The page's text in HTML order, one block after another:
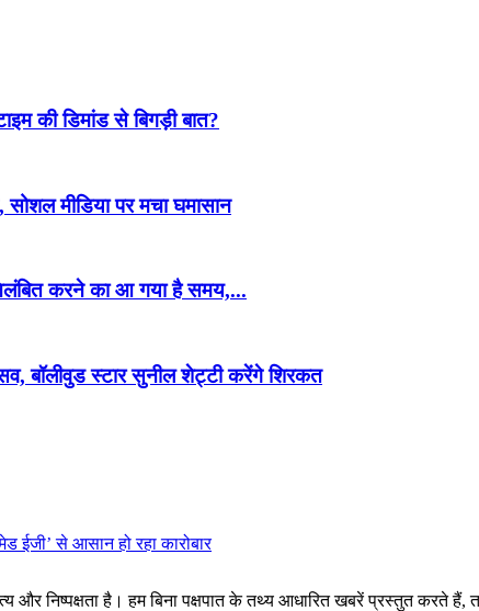
की डिमांड से बिगड़ी बात?
सोशल मीडिया पर मचा घमासान
करने का आ गया है समय,...
बॉलीवुड स्टार सुनील शेट्टी करेंगे शिरकत
ईजी’ से आसान हो रहा कारोबार
और निष्पक्षता है। हम बिना पक्षपात के तथ्य आधारित खबरें प्रस्तुत करते हैं,